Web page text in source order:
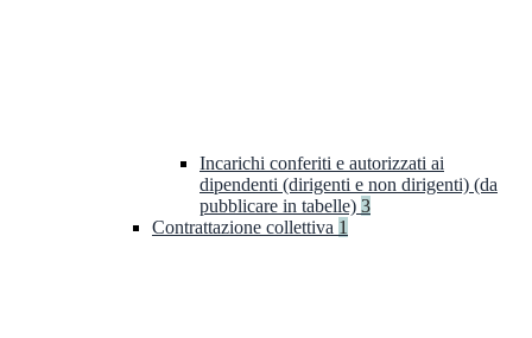
Incarichi conferiti e autorizzati ai
dipendenti (dirigenti e non dirigenti) (da
pubblicare in tabelle) 3
Contrattazione collettiva 1